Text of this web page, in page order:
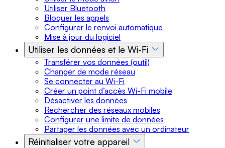
Utiliser Bluetooth
Bloquer les appels
Configurer le renvoi automatique
Mise à jour du logiciel
Utiliser les données et le Wi-Fi
Transférer vos données (outil)
Changer de mode réseau
Se connecter au Wi-Fi
Créer un point d’accès Wi-Fi mobile
Désactiver les données
Rechercher des réseaux mobiles
Configurer une limite de données
Partager les données avec un ordinateur
Réinitialiser votre appareil